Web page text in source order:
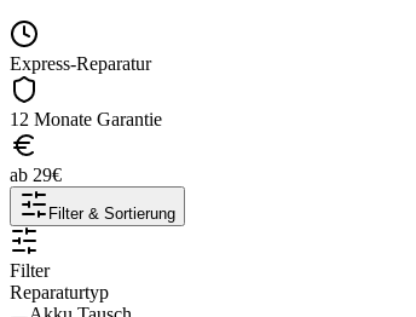
Express-Reparatur
12 Monate Garantie
ab 29€
Filter & Sortierung
Filter
Reparaturtyp